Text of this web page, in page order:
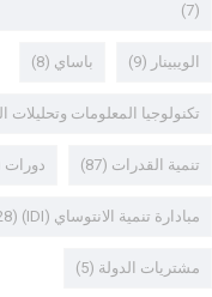
(7)
الويبينار (9) باساي (8)
تكنولوجيا المعلومات وتحليلات
تنمية القدرات (87) دورات
مبادارة تنمية الانتوساي (IDI) (28)
مشتريات الدولة (5)